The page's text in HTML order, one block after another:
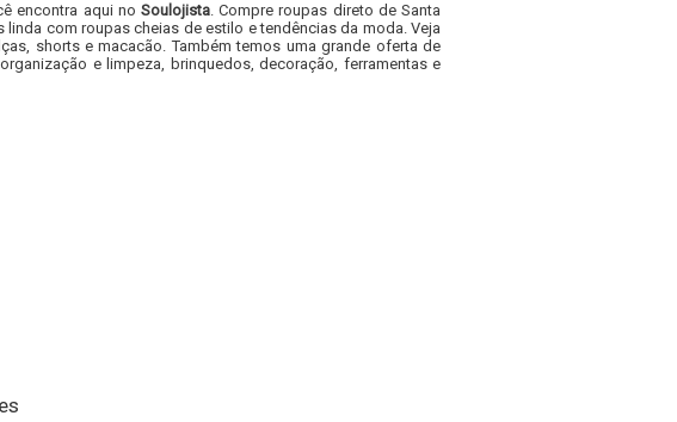
encontra aqui no Soulojista. Compre roupas direto de Santa
com roupas cheias de estilo e tendências da moda. Veja
shorts e macacão. Também temos uma grande oferta de
e limpeza, brinquedos, decoração, ferramentas e